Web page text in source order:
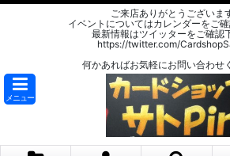
ご来店ありがとうございま
イベントについてはカレンダーをご確
最新情報はツイッターをご確認
https://twitter.com/
何かあればお気軽にお問い合わせ
メニュー